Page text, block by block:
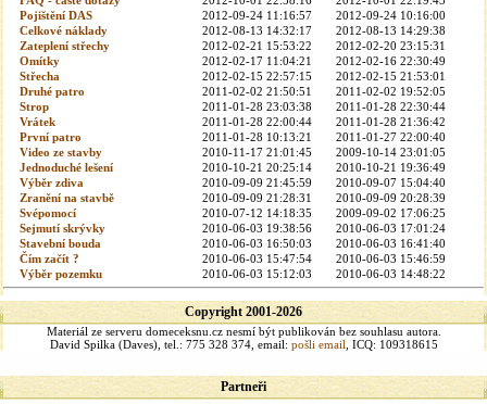
Pojištění DAS
2012-09-24 11:16:57
2012-09-24 10:16:00
Celkové náklady
2012-08-13 14:32:17
2012-08-13 14:29:38
Zateplení střechy
2012-02-21 15:53:22
2012-02-20 23:15:31
Omítky
2012-02-17 11:04:21
2012-02-16 22:30:49
Střecha
2012-02-15 22:57:15
2012-02-15 21:53:01
Druhé patro
2011-02-02 21:50:51
2011-02-02 19:52:05
Strop
2011-01-28 23:03:38
2011-01-28 22:30:44
Vrátek
2011-01-28 22:00:44
2011-01-28 21:36:42
První patro
2011-01-28 10:13:21
2011-01-27 22:00:40
Video ze stavby
2010-11-17 21:01:45
2009-10-14 23:01:05
Jednoduché lešení
2010-10-21 20:25:14
2010-10-21 19:36:49
Výběr zdiva
2010-09-09 21:45:59
2010-09-07 15:04:40
Zranění na stavbě
2010-09-09 21:28:31
2010-09-09 20:28:39
Svépomocí
2010-07-12 14:18:35
2009-09-02 17:06:25
Sejmutí skrývky
2010-06-03 19:38:56
2010-06-03 17:01:24
Stavební bouda
2010-06-03 16:50:03
2010-06-03 16:41:40
Čím začít ?
2010-06-03 15:47:54
2010-06-03 15:46:59
Výběr pozemku
2010-06-03 15:12:03 2010-06-03 14:48:22
Copyright 2001-2026
Materiál ze serveru domeceksnu.cz nesmí být publikován bez souhlasu autora.
David Spilka (Daves), tel.: 775 328 374, email: pošli email , ICQ: 109318615
Partneři